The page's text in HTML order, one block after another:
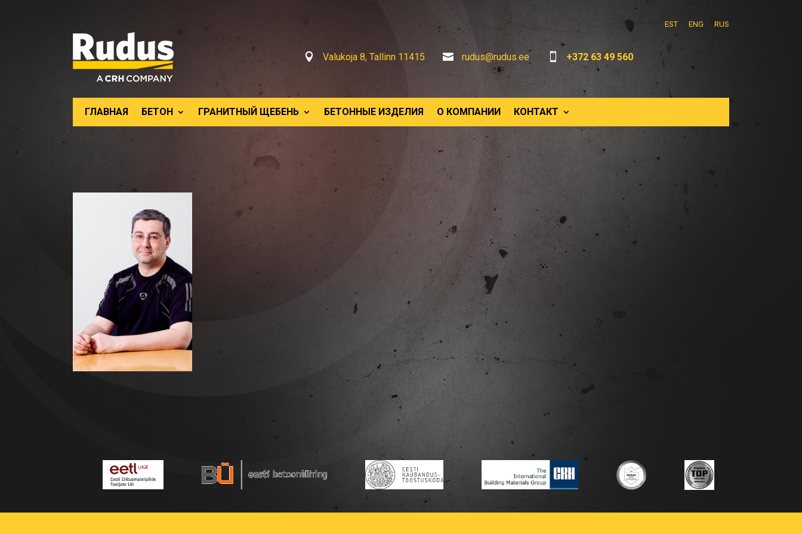
EST ENG RUS
 Valukoja 8, Tallinn 11415  rudus@rudus.ee  +372 63 49 560
ГЛАВНАЯ БЕТОН ГРАНИТНЫЙ ЩЕБЕНЬ БЕТОННЫЕ ИЗДЕЛИЯ О КОМПАНИИ КОНТАКТ